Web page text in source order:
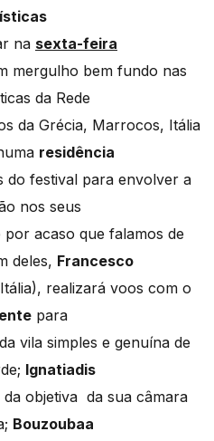
na sexta-feira
mergulho bem fundo nas
da Rede
da Grécia, Marrocos, Itália
residência
do festival para envolver a
nos seus
acaso que falamos de
deles, Francesco
realizará voos com o
para
vila simples e genuína de
Ignatiadis
objetiva da sua câmara
Bouzoubaa